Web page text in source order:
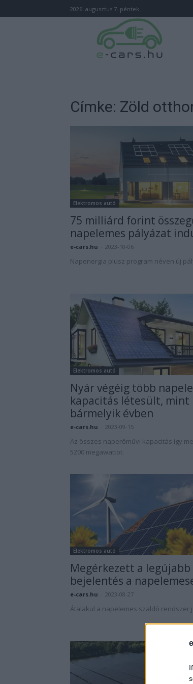
2026. augusztus 7. péntek
Címke: Zöld
Elektromos autó
75 milliárd forint
napelemes pályázat
e-cars.hu 2023-10-06
Napenergia plusz program néven új
Elektromos autó
Nyár végéig több
kapacitás létesült, mint
bármelyik évben
e-cars.hu 2023-09-15
Az összes naperőművi kapacitás így
5200 megawattot.
Elektromos autó
Megérkezett a legújabb
bejelentés a
e-cars.hu 2023-08-27
Átalakul a napelemes szaldó rendszer